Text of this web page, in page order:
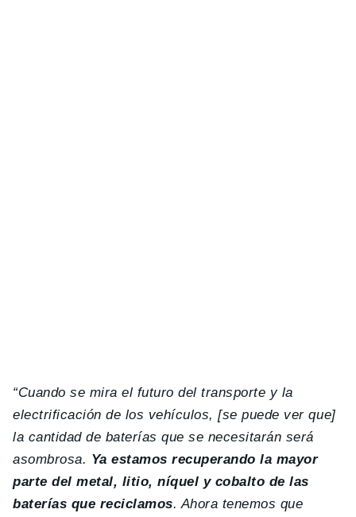
“Cuando se mira el futuro del transporte y la
electrificación de los vehículos, [se puede ver que]
la cantidad de baterías que se necesitarán será
asombrosa. Ya estamos recuperando la mayor
parte del metal, litio, níquel y cobalto de las
baterías que reciclamos. Ahora tenemos que